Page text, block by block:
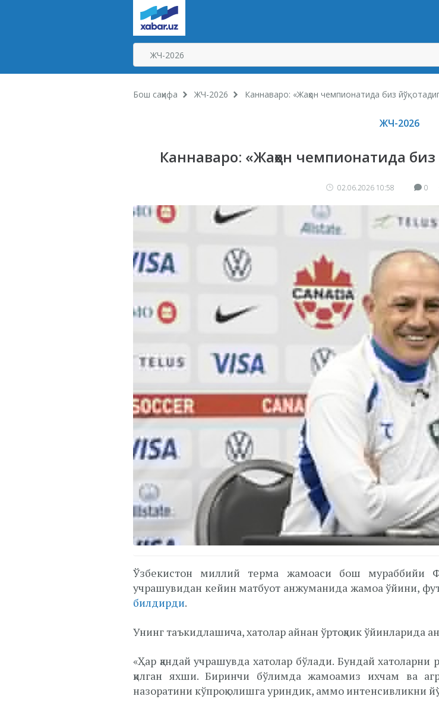
Бош саҳифа ЖЧ-2026 Каннаваро: «Жаҳон чемпионатида биз
ЖЧ-2026
Каннаваро: «Жаҳон чемпионатида биз
02.06.2026 10:58 0
Ўзбекистон миллий терма жамоаси бош мураббийи
учрашувидан кейин матбуот анжуманида жамоа ўйини,
билдирди.
Унинг таъкидлашича, хатолар айнан ўртоқлик ўйинларида
«Ҳар қандай учрашувда хатолар бўлади. Бундай хатоларни
қилган яхши. Биринчи бўлимда жамоамиз ихчам ва
назоратини кўпроқ олишга уриндик, аммо интенсивликни